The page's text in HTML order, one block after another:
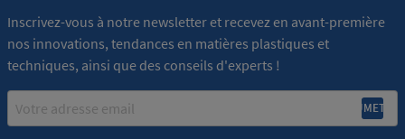
Inscrivez-vous à notre newsletter et recevez en avant-première
nos innovations, tendances en matières plastiques et
techniques, ainsi que des conseils d'experts !